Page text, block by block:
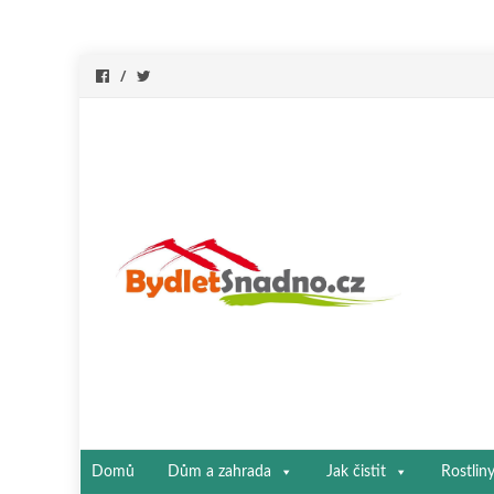
Přeskočit
Domů Dům a zahrada Jak čistit Rostliny